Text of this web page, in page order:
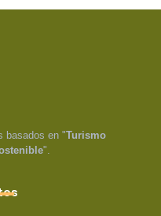
basados en "Turismo
".